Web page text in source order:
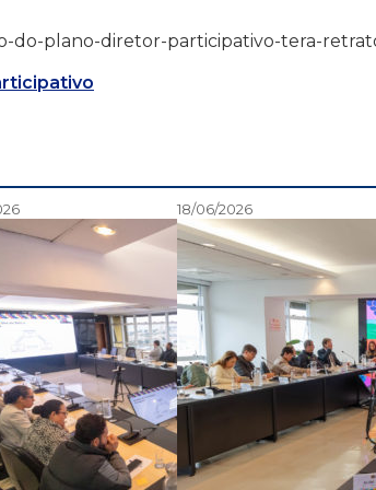
do-plano-diretor-participativo-tera-
18/06/2026